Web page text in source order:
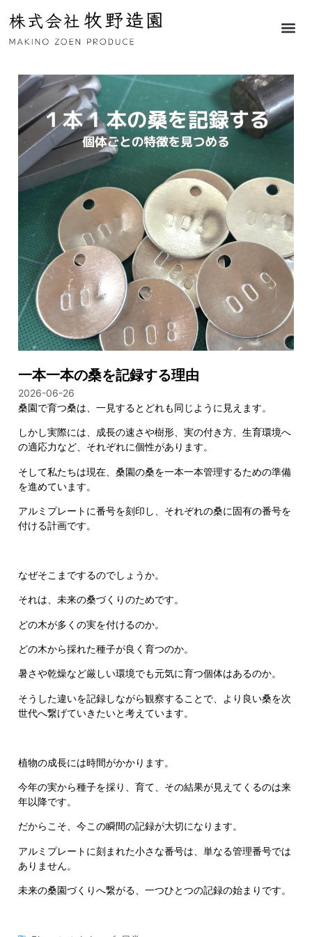
一本一本の桑を記録する理由
2026-06-26
桑園で育つ桑は、一見するとどれも同じように見えます。
しかし実際には、成長の速さや樹形、実の付き方、生育環境へ
の適応力など、それぞれに個性があります。
そして私たちは現在、桑園の桑を一本一本管理するための準備
を進めています。
アルミプレートに番号を刻印し、それぞれの桑に固有の番号を
付ける計画です。
なぜそこまでするのでしょうか。
それは、未来の桑づくりのためです。
どの木が多くの実を付けるのか。
どの木から採れた種子が良く育つのか。
暑さや乾燥など厳しい環境でも元気に育つ個体はあるのか。
そうした違いを記録しながら観察することで、より良い桑を次
世代へ繋げていきたいと考えています。
植物の成長には時間がかかります。
今年の実から種子を採り、育て、その結果が見えてくるのは来
年以降です。
だからこそ、今この瞬間の記録が大切になります。
アルミプレートに刻まれた小さな番号は、単なる管理番号では
ありません。
未来の桑園づくりへ繋がる、一つひとつの記録の始まりです。